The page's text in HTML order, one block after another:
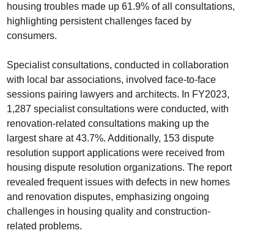
housing troubles made up 61.9% of all consultations,
highlighting persistent challenges faced by
consumers.
Specialist consultations, conducted in collaboration
with local bar associations, involved face-to-face
sessions pairing lawyers and architects. In FY2023,
1,287 specialist consultations were conducted, with
renovation-related consultations making up the
largest share at 43.7%. Additionally, 153 dispute
resolution support applications were received from
housing dispute resolution organizations. The report
revealed frequent issues with defects in new homes
and renovation disputes, emphasizing ongoing
challenges in housing quality and construction-
related problems.